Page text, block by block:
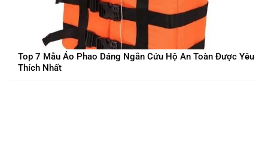
Top 7 Mẫu Áo Phao Dáng Ngắn Cứu Hộ An Toàn Được Yêu
Thích Nhất